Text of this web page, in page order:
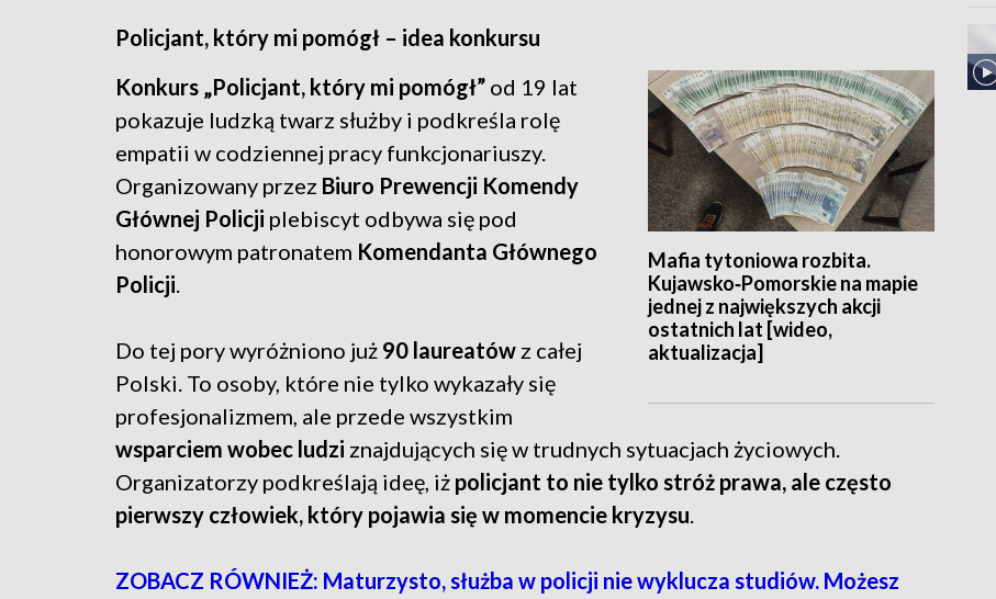
Policjant, który mi pomógł – idea konkursu
Mafia tytoniowa rozbita.
Kujawsko‑Pomorskie na mapie
jednej z największych akcji
ostatnich lat [wideo,
aktualizacja]
Konkurs „Policjant, który mi pomógł” od 19 lat
pokazuje ludzką twarz służby i podkreśla rolę
empatii w codziennej pracy funkcjonariuszy.
Organizowany przez Biuro Prewencji Komendy
Głównej Policji plebiscyt odbywa się pod
honorowym patronatem Komendanta Głównego
Policji.
Do tej pory wyróżniono już 90 laureatów z całej
Polski. To osoby, które nie tylko wykazały się
profesjonalizmem, ale przede wszystkim
wsparciem wobec ludzi znajdujących się w trudnych sytuacjach życiowych.
Organizatorzy podkreślają ideę, iż policjant to nie tylko stróż prawa, ale często
pierwszy człowiek, który pojawia się w momencie kryzysu.
ZOBACZ RÓWNIEŻ: Maturzysto, służba w policji nie wyklucza studiów. Możesz